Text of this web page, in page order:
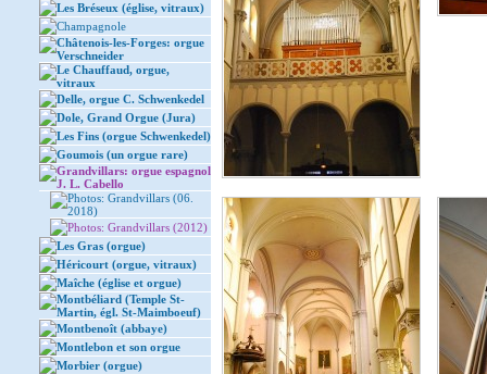
Les Bréseux (église, vitraux)
Champagnole
Châtenois-les-Forges: orgue
Verschneider
Le Chauffaud, orgue,
vitraux
Delle, orgue C. Schwenkedel
Dole, Grand Orgue (Jura)
Les Fins (orgue Schwenkedel)
Goumois (un orgue rare)
Grandvillars: orgue espagnol
J. L. Cabello
Photos: Grandvillars (06.
2018)
Photos: Grandvillars (2012)
Les Gras (orgue)
Héricourt (orgue, vitraux)
Maîche (église et orgue)
Montbéliard (Temple St-
Martin, égl. St-Maimboeuf)
Montbenoît (abbaye)
Montlebon et son orgue
Morbier (orgue)